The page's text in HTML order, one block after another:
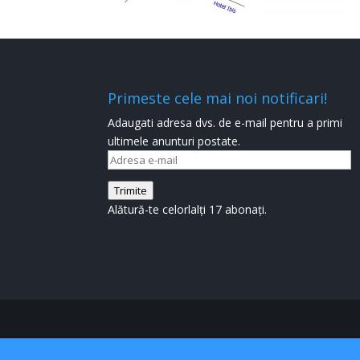
Primeste cele mai noi notificari!
Adaugati adresa dvs. de e-mail pentru a primi
ultimele anunturi postate.
Adresa
mail
Trimite
Alătură-te celorlalți 17 abonați.